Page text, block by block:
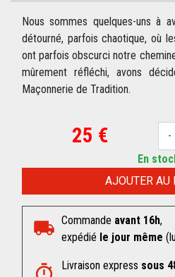
Nous sommes quelques-uns à
détourné, parfois chaotique, où
ont parfois obscurci notre
mûrement réfléchi, avons
Maçonnerie de Tradition.
25 € -
AJOUTER AU
En
Commande avant 16h,
expédié le jour même
Livraison express sous